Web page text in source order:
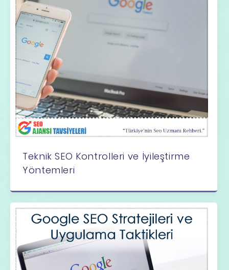
Teknik SEO Kontrolleri ve İyileştirme
Yöntemleri